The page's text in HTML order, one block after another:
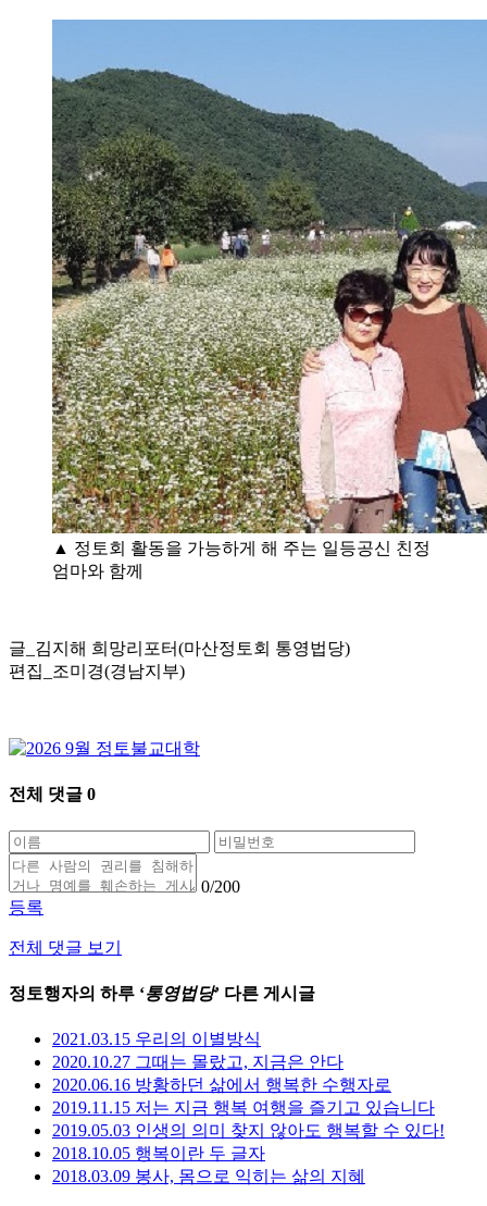
▲ 정토회 활동을 가능하게 해 주는 일등공신 친정
엄마와 함께
글_김지해 희망리포터(마산정토회 통영법당)
편집_조미경(경남지부)
전체 댓글 0
0/200
등록
전체 댓글 보기
정토행자의 하루 ‘통영법당’ 다른 게시글
2021.03.15 우리의 이별방식
2020.10.27 그때는 몰랐고, 지금은 안다
2020.06.16 방황하던 삶에서 행복한 수행자로
2019.11.15 저는 지금 행복 여행을 즐기고 있습니다
2019.05.03 인생의 의미 찾지 않아도 행복할 수 있다!
2018.10.05 행복이란 두 글자
2018.03.09 봉사, 몸으로 익히는 삶의 지혜